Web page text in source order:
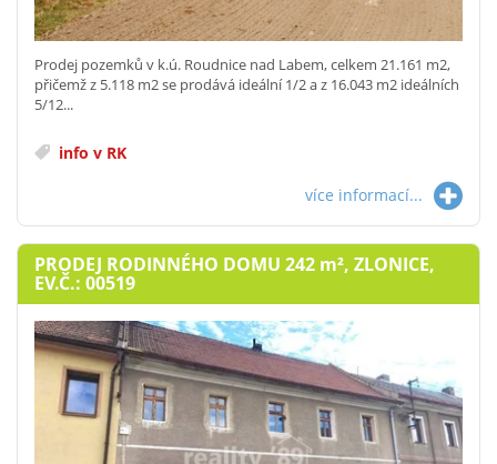
Prodej pozemků v k.ú. Roudnice nad Labem, celkem 21.161 m2,
přičemž z 5.118 m2 se prodává ideální 1/2 a z 16.043 m2 ideálních
5/12...
info v RK
více informací...
PRODEJ RODINNÉHO DOMU 242 m², ZLONICE,
EV.Č.: 00519